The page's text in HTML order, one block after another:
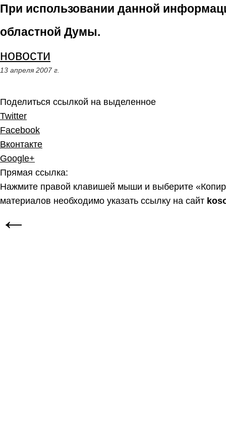
При использовании данной
областной Думы.
новости
13 апреля 2007 г.
Поделиться ссылкой на выделенное
Twitter
Facebook
Вконтакте
Google+
Прямая ссылка:
Нажмите правой клавишей мыши и выберите
материалов необходимо указать ссылку на сайт
←